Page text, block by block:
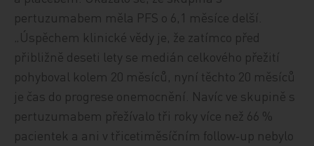
pertuzumabem měla PFS o 6,1 měsíce delší.
„Úspěchem klinické vědy je, že zatímco před
přibližně deseti lety se medián celkového přežití
pohyboval kolem 20 měsíců, nyní těchto 20 měsíců
je čas do progrese onemocnění. Navíc ve skupině s
pertuzumabem přežívalo tři roky více než 66 %
pacientek a ani v třicetiměsíčním follow‑up nebylo